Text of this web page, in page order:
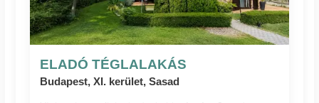
ELADÓ TÉGLALAKÁS
Budapest, XI. kerület, Sasad